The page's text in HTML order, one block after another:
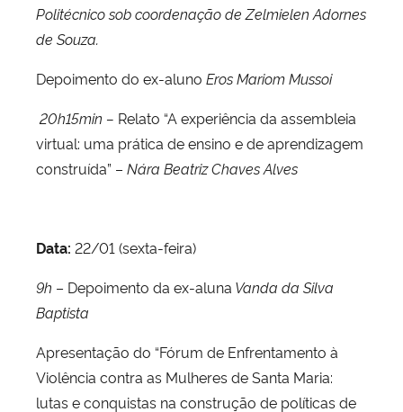
Politécnico sob coordenação de Zelmielen Adornes
de Souza.
Depoimento do ex-aluno Eros Mariom Mussoi
20h15min – Relato “A experiência da assembleia
virtual: uma prática de ensino e de aprendizagem
construída” – Nára Beatriz Chaves Alves
Data: 22/01 (sexta-feira)
9h – Depoimento da ex-aluna Vanda da Silva
Baptista
Apresentação do “Fórum de Enfrentamento à
Violência contra as Mulheres de Santa Maria:
lutas e conquistas na construção de políticas de